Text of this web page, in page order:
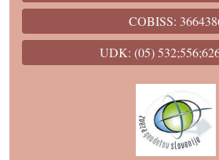
COBISS:
UDK: (05)